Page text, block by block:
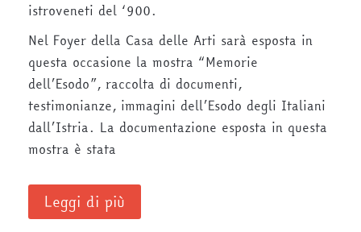
istroveneti del ‘900.
Nel Foyer della Casa delle Arti sarà esposta in
questa occasione la mostra “Memorie
dell’Esodo”, raccolta di documenti,
testimonianze, immagini dell’Esodo degli Italiani
dall’Istria. La documentazione esposta in questa
mostra è stata
Leggi di più